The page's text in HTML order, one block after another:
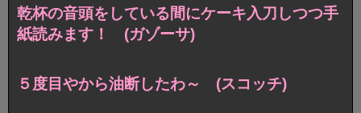
乾杯の音頭をしている間にケーキ入刀しつつ手
紙読みます！ (ガゾーサ)
５度目やから油断したわ～ (スコッチ)